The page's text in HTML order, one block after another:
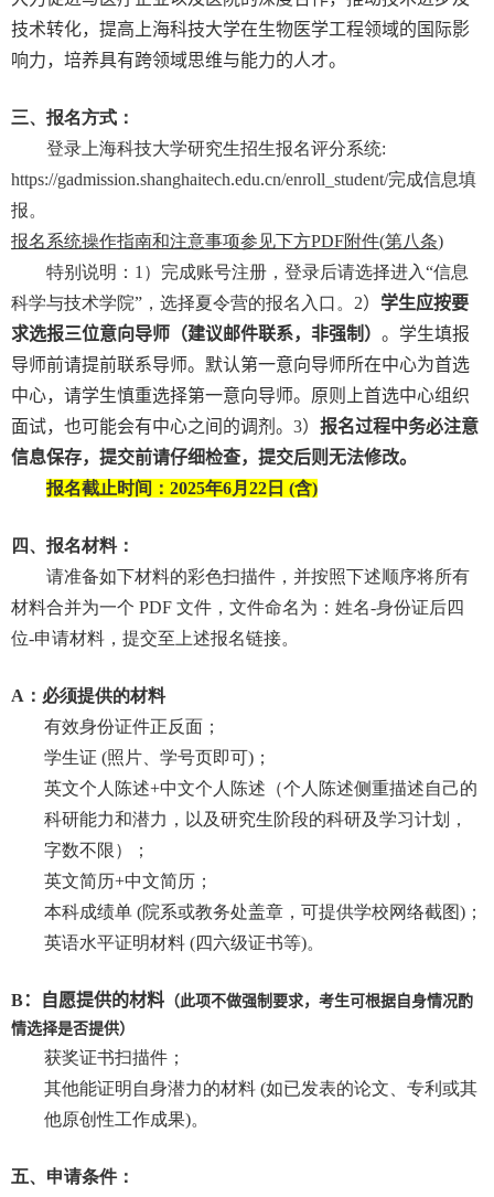
技术转化，提高上海科技大学在生物医学工程领域的国际影
响力，培养具有跨领域思维与能力的人才。
三、报名方式：
登录上海科技大学研究生招生报名评分系统:
https://gadmission.shanghaitech.edu.cn/enroll_student/完成信息填
报。
报名系统操作指南和注意事项参见下方PDF附件(第八条)
特别说明： 1 ）完成账号注册，登录后请选择进入“信息
科学与技术学院”，选择夏令营的报名入口。 2） 学生应按要
求选报三位意向导师（建议邮件联系，非强制） 。学生填报
导师前请提前联系导师。默认第一意向导师所在中心为首选
中心，请学生慎重选择第一意向导师。原则上首选中心组织
面试，也可能会有中心之间的调剂。 3） 报名过程中务必注意
信息保存，提交前请仔细检查，提交后则无法修改。
报名截止时间： 2025年6月 22日 (含)
四、报名材料：
请准备如下材料的彩色扫描件，并按照下述顺序将所有
材料合并为一个 PDF 文件，文件命名为：姓名-身份证后四
位-申请材料，提交至上述报名链接。
A ：必须提供的材料
有效身份证件正反面；
学生证 (照片、学号页即可) ；
英文个人陈述+中文个人陈述（个人陈述侧重描述自己的
科研能力和潜力，以及研究生阶段的科研及学习计划，
字数不限）；
英文简历+中文简历；
本科成绩单 (院系或教务处盖章，可提供学校网络截图) ；
英语水平证明材料 (四六级证书等)。
B：自愿提供的材料 （此项不做强制要求，考生可根据自身情况酌
情选择是否提供）
获奖证书扫描件；
其他能证明自身潜力的材料 (如已发表的论文、专利或其
他原创性工作成果)。
五、申请条件：